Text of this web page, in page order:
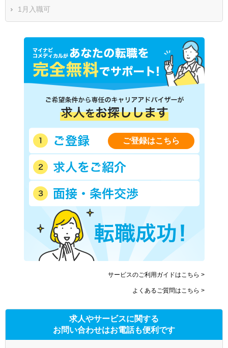
1月入職可
ご登録はこちら
サービスのご利用ガイドはこちら >
よくあるご質問はこちら >
求人やサービスに関する
お問い合わせはお電話も便利です